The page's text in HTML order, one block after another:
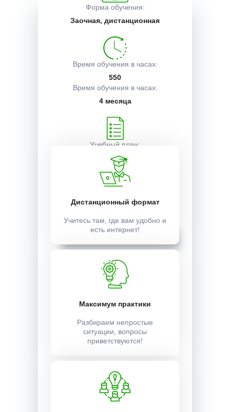
Форма обучения:
Заочная, дистанционная
Время обучения в часах:
550
Время обучения в часах:
4 месяца
Учебный план:
Получить
Записаться
Получаемые документы
Дистанционный формат
Учитесь там, где вам удобно и
есть интернет!
Максимум практики
Разбираем непростые
ситуации, вопросы
приветствуются!